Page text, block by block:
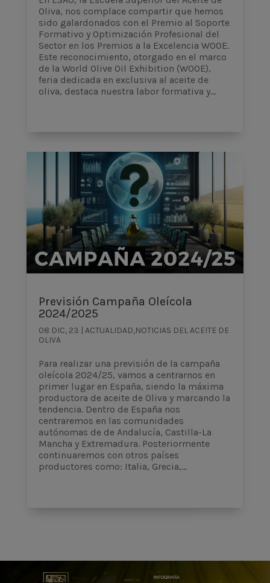
Oliva, nos complace compartir que hemos
sido galardonados con el Premio al Soporte
Formativo y Optimización Profesional del
Sector en los Premios a la Excelencia WOOE.
Este reconocimiento, otorgado en el marco
de la World Olive Oil Exhibition (WOOE),
feria dedicada en exclusiva al aceite de
oliva, destaca nuestra labor formativa y...
Previsión Campaña Oleícola
2024/2025
08 DIC, 23 | ACTUALIDAD,NOTICIAS DEL ACEITE DE
OLIVA
Para realizar una previsión de la campaña
oleícola 2024/25, vamos a centrarnos en
primer lugar en España, siendo la máxima
productora de aceite de Oliva y marcando la
tendencia. Dentro de España nos
centraremos en las comunidades
autónomas de de Andalucía, Castilla-La
Mancha y Extremadura. Posteriormente
continuaremos con otros países
productores como: Italia, Grecia,...